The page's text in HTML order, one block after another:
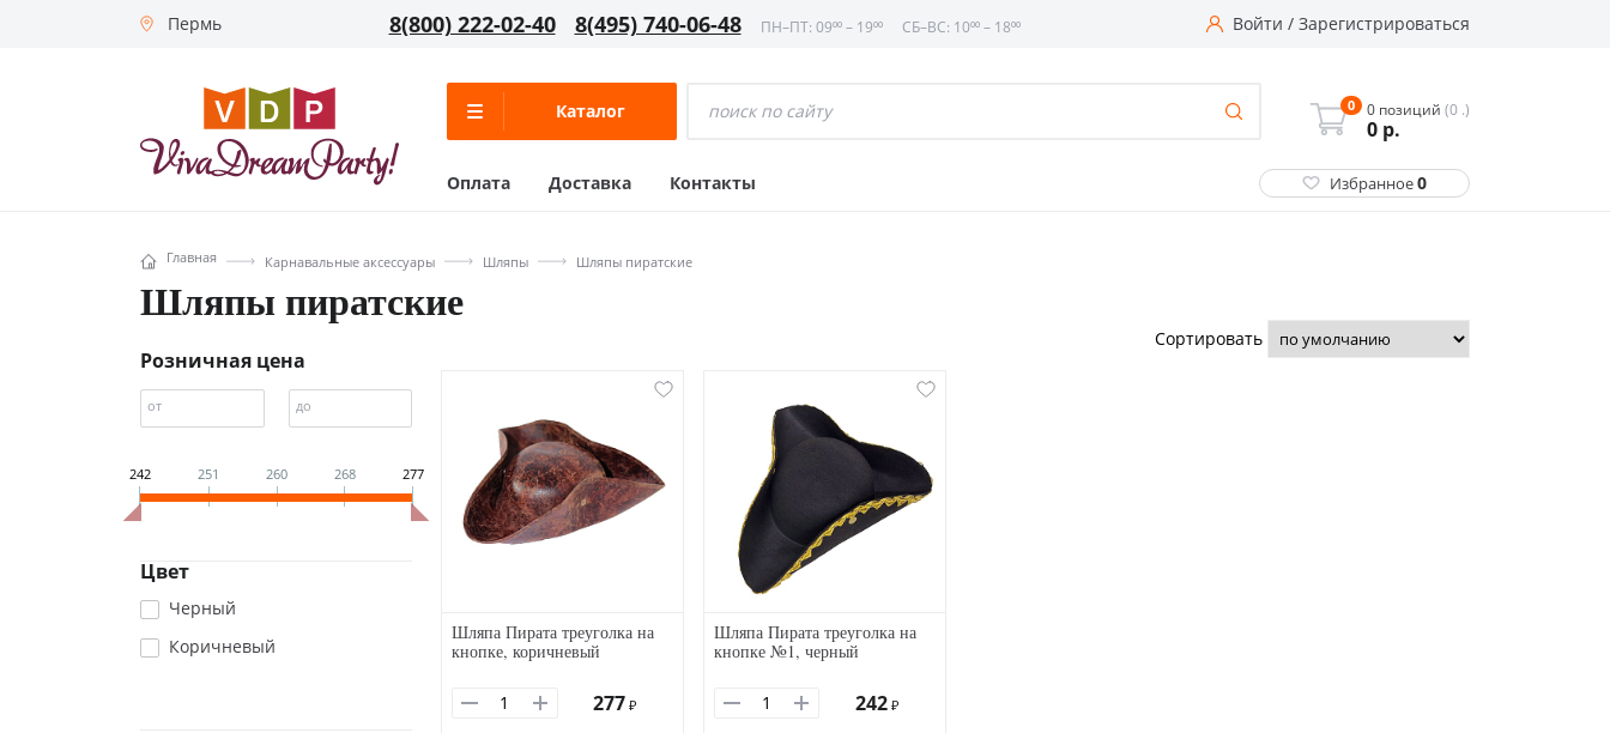
Пермь 8(800) 222-02-40 8(495) 740-06-48 ПН–ПТ: 09⁰⁰ – 19⁰⁰ СБ–ВС: 10⁰⁰ – 18⁰⁰ Войти / Зарегистрироваться
Каталог 0 0 позиций (0 .)
0 р.
Оплата Доставка Контакты Избранное0
Главная Карнавальные аксессуары Шляпы Шляпы пиратские
Шляпы пиратские
Розничная цена
от до
242 251 260 268 277
Цвет
Черный
Коричневый
Сортировать
Шляпа Пирата треуголка на
кнопке, коричневый
277 ₽
Шляпа Пирата треуголка на
кнопке №1, черный
242 ₽